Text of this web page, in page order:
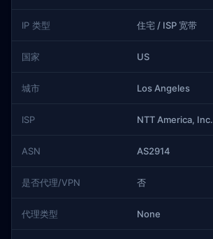
IP 类型 住宅 / ISP 宽带
国家 US
城市 Los Angeles
ISP NTT America, Inc.
ASN AS2914
是否代理/VPN 否
代理类型 None